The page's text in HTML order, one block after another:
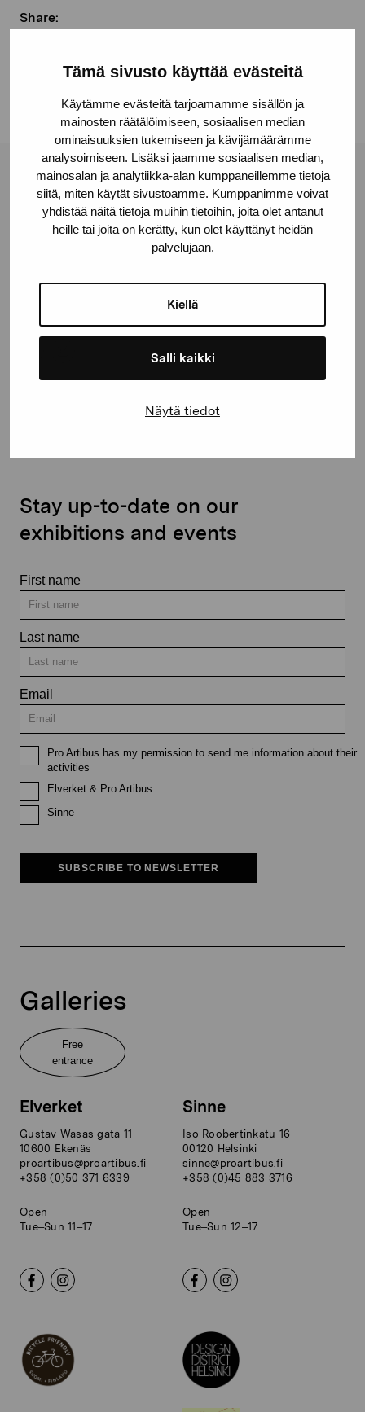
Tämä sivusto käyttää evästeitä
Käytämme evästeitä tarjoamamme sisällön ja
mainosten räätälöimiseen, sosiaalisen median
ominaisuuksien tukemiseen ja kävijämäärämme
analysoimiseen. Lisäksi jaamme sosiaalisen median,
mainosalan ja analytiikka-alan kumppaneillemme tietoja
siitä, miten käytät sivustoamme. Kumppanimme voivat
yhdistää näitä tietoja muihin tietoihin, joita olet antanut
heille tai joita on kerätty, kun olet käyttänyt heidän
palvelujaan.
Kiellä
Salli kaikki
Näytä tiedot
Share:
Linkedin
Pro Artibus Foundation
Gustav Wasas gata 11
proartibus@proartibus.fi
Stay up-to-date on our
exhibitions and events
First name
Last name
Email
Pro Artibus has my permission to send me information about their
activities
Elverket & Pro Artibus
Sinne
SUBSCRIBE TO NEWSLETTER
Galleries
Free
entrance
Elverket
Gustav Wasas gata 11
10600 Ekenäs
proartibus@proartibus.fi
+358 (0)50 371 6339
Open
Tue–Sun 11–17
Sinne
Iso Roobertinkatu 16
00120 Helsinki
sinne@proartibus.fi
+358 (0)45 883 3716
Open
Tue–Sun 12–17